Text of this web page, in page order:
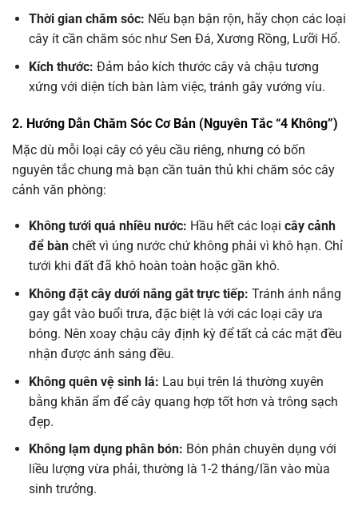
Thời gian chăm sóc: Nếu bạn bận rộn, hãy chọn các loại
cây ít cần chăm sóc như Sen Đá, Xương Rồng, Lưỡi Hổ.
Kích thước: Đảm bảo kích thước cây và chậu tương
xứng với diện tích bàn làm việc, tránh gây vướng víu.
2. Hướng Dẫn Chăm Sóc Cơ Bản (Nguyên Tắc “4 Không”)
Mặc dù mỗi loại cây có yêu cầu riêng, nhưng có bốn
nguyên tắc chung mà bạn cần tuân thủ khi chăm sóc cây
cảnh văn phòng:
Không tưới quá nhiều nước: Hầu hết các loại cây cảnh
để bànchết vì úng nước chứ không phải vì khô hạn. Chỉ
tưới khi đất đã khô hoàn toàn hoặc gần khô.
Không đặt cây dưới nắng gắt trực tiếp: Tránh ánh nắng
gay gắt vào buổi trưa, đặc biệt là với các loại cây ưa
bóng. Nên xoay chậu cây định kỳ để tất cả các mặt đều
nhận được ánh sáng đều.
Không quên vệ sinh lá: Lau bụi trên lá thường xuyên
bằng khăn ẩm để cây quang hợp tốt hơn và trông sạch
đẹp.
Không lạm dụng phân bón: Bón phân chuyên dụng với
liều lượng vừa phải, thường là 1-2 tháng/lần vào mùa
sinh trưởng.